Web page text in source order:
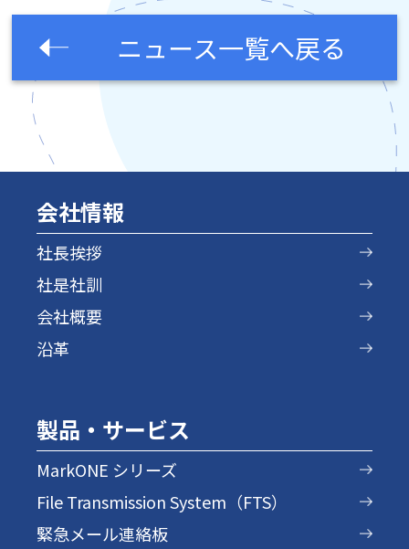
ニュース一覧へ戻る
会社情報
社長挨拶
社是社訓
会社概要
沿革
製品・サービス
MarkONE シリーズ
File Transmission System（FTS）
緊急メール連絡板